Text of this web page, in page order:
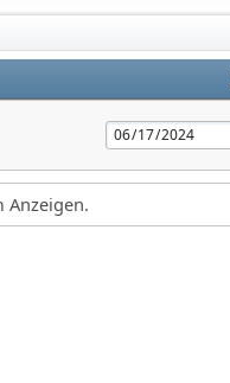
Anzeigen.